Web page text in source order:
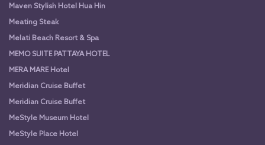
Maven Stylish Hotel Hua Hin
Meating Steak
Melati Beach Resort & Spa
MEMO SUITE PATTAYA HOTEL
MERA MARE Hotel
Meridian Cruise Buffet
Meridian Cruise Buffet
MeStyle Museum Hotel
MeStyle Place Hotel